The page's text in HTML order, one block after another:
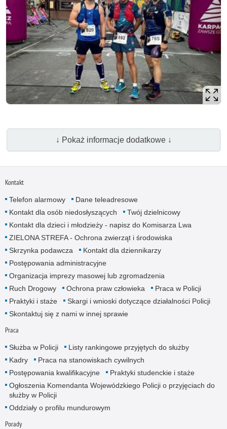
↓ Pokaż informacje dodatkowe ↓
Kontakt
Telefon alarmowy
Dane teleadresowe
Kontakt dla osób niedosłyszących
Twój dzielnicowy
Kontakt dla dzieci i młodzieży - napisz do Komisarza Lwa
ZIELONA STREFA - Ochrona zwierząt i środowiska
Skrzynka podawcza
Kontakt dla dziennikarzy
Postępowania administracyjne
Organizacja imprezy masowej lub zgromadzenia
Ruch Drogowy
Ochrona praw człowieka
Praca w Policji
Praktyki i staże
Skargi i wnioski dotyczące działalności Policji
Skontaktuj się z nami w innej sprawie
Praca
Służba w Policji
Listy rankingowe przyjętych do służby
Kadry
Praca na stanowiskach cywilnych
Postępowania kwalifikacyjne
Praktyki studenckie i staże
Ogłoszenia Komendanta Wojewódzkiego Policji o przyjęciach do
służby w Policji
Oddziały o profilu mundurowym
Porady